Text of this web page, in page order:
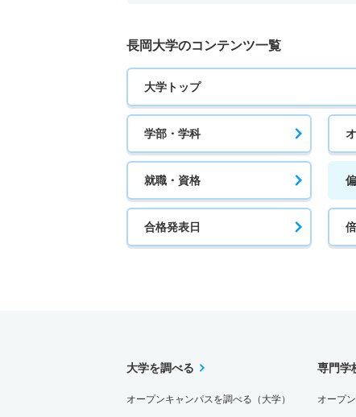
長岡大学のコンテンツ一覧
大学トップ
学部・学科
就職・資格
合格発表日
大学を調べる
オープンキャンパスを調べる（大学）
専門学
オープ